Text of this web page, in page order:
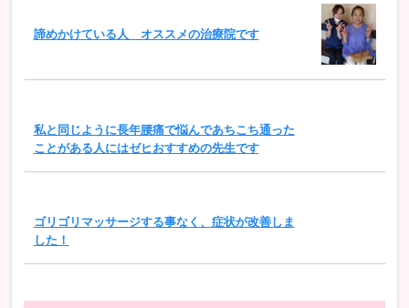
諦めかけている人 オススメの治療院です
私と同じように長年腰痛で悩んであちこち通った
ことがある人にはゼヒおすすめの先生です
ゴリゴリマッサージする事なく、症状が改善しま
した！